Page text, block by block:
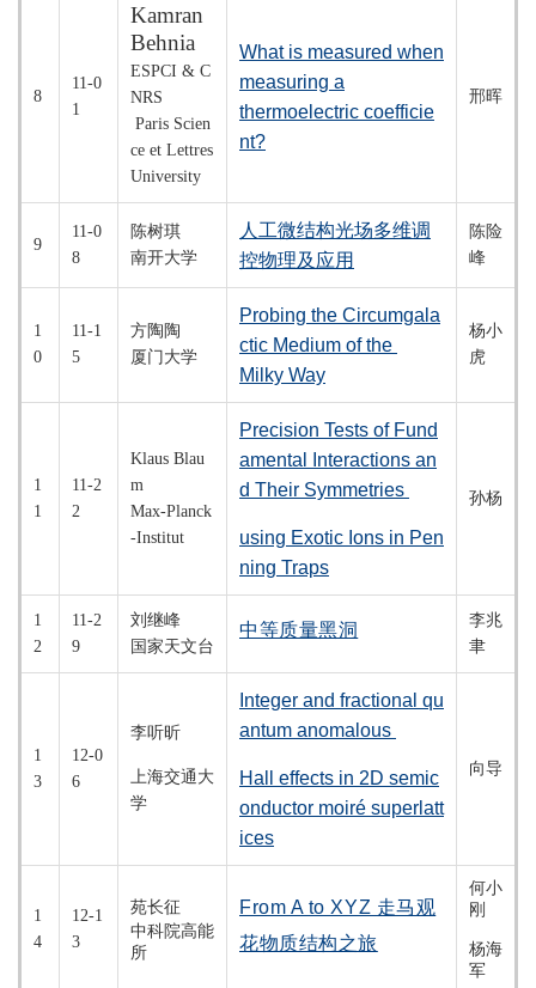
8
11-0
1
Kamran
Behnia
ESPCI & C
NRS
Paris Scien
ce et Lettres
University
What is measured when
measuring a
thermoelectric coefficie
nt?
邢晖
9
11-0
8
陈树琪
南开大学
人工微结构光场多维调
控物理及应用
陈险
峰
1
0
11-1
5
方陶陶
厦门大学
Probing the Circumgala
ctic Medium of the
Milky Way
杨小
虎
1
1
11-2
2
Klaus Blau
m
Max-Planck
-Institut
Precision Tests of Fund
amental Interactions an
d Their Symmetries
using Exotic Ions in Pen
ning Traps
孙杨
1
2
11-2
9
刘继峰
国家天文台
中等质量黑洞
李兆
聿
1
3
12-0
6
李听昕
上海交通大
学
Integer and fractional qu
antum anomalous
Hall effects in 2D semic
onductor moiré superlatt
ices
向导
1
4
12-1
3
苑长征
中科院高能
所
From A to XYZ 走马观
花物质结构之旅
何小
刚
杨海
军